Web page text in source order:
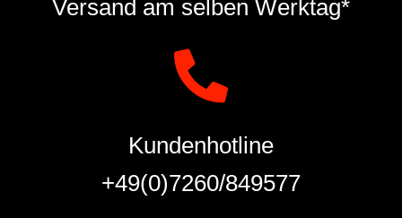
Versand am selben Werktag*
Kundenhotline
+49(0)7260/849577